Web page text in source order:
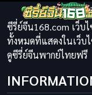
ซีรี่ย์จีน168.com เว็บ
ทั้งหมดที่แสดงในเว็บ
ดูซีรี่ย์จีนพากย์ไทยฟรี